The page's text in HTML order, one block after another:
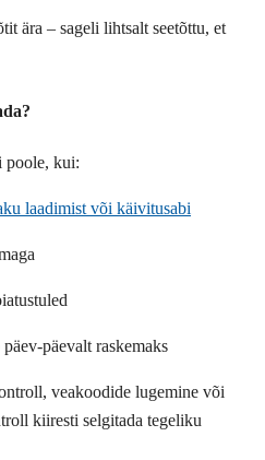
ära – sageli lihtsalt seetõttu, et
poole, kui:
laadimist või käivitusabi
päevalt raskemaks
, veakoodide lugemine või
kiiresti selgitada tegeliku